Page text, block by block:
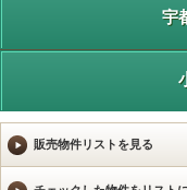
宇
販売物件リストを見る